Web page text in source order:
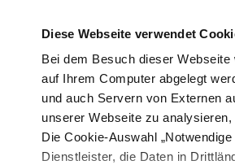
Diese Webseite verwendet
Bei dem Besuch dieser
auf Ihrem Computer abgelegt
und auch Servern von Externen
unserer Webseite zu
Die Cookie-Auswahl
Dienstleister, die Daten in